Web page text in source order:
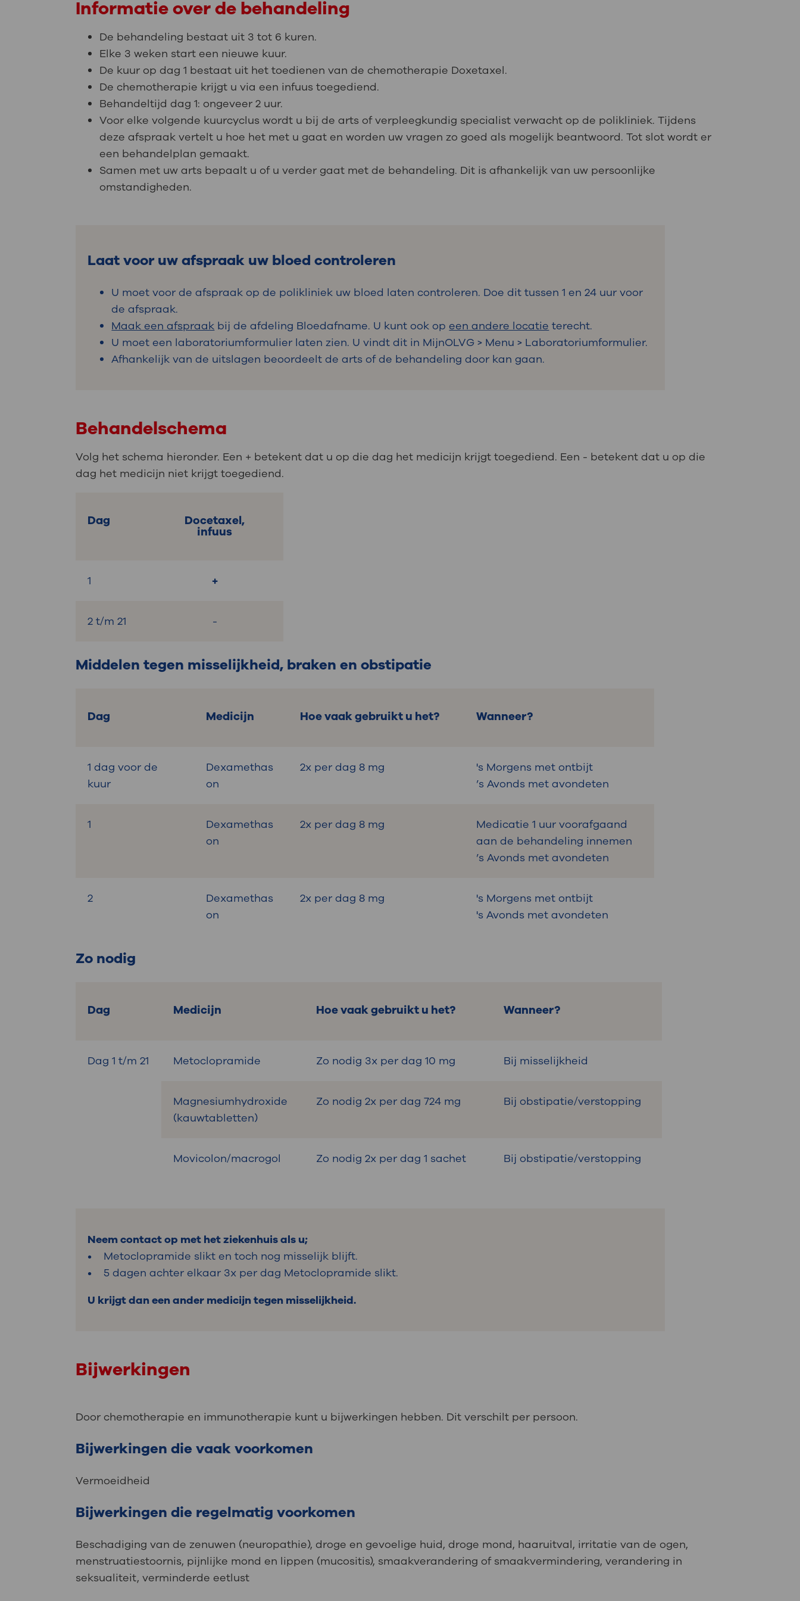
Informatie over de behandeling
De behandeling bestaat uit 3 tot 6 kuren.
Elke 3 weken start een nieuwe kuur.
De kuur op dag 1 bestaat uit het toedienen van de chemotherapie Doxetaxel.
De chemotherapie krijgt u via een infuus toegediend.
Behandeltijd dag 1: ongeveer 2 uur.
Voor elke volgende kuurcyclus wordt u bij de arts of verpleegkundig specialist verwacht op de polikliniek. Tijdens
deze afspraak vertelt u hoe het met u gaat en worden uw vragen zo goed als mogelijk beantwoord. Tot slot wordt er
een behandelplan gemaakt.
Samen met uw arts bepaalt u of u verder gaat met de behandeling. Dit is afhankelijk van uw persoonlijke
omstandigheden.
Laat voor uw afspraak uw bloed controleren
U moet voor de afspraak op de polikliniek uw bloed laten controleren. Doe dit tussen 1 en 24 uur voor
de afspraak.
Maak een afspraak bij de afdeling Bloedafname. U kunt ook op een andere locatie terecht.
U moet een laboratoriumformulier laten zien. U vindt dit in MijnOLVG > Menu > Laboratoriumformulier.
Afhankelijk van de uitslagen beoordeelt de arts of de behandeling door kan gaan.
Behandelschema
Volg het schema hieronder. Een + betekent dat u op die dag het medicijn krijgt toegediend. Een - betekent dat u op die
dag het medicijn niet krijgt toegediend.
Dag Docetaxel,
infuus
1 +
2 t/m 21 -
Middelen tegen misselijkheid, braken en obstipatie
Dag Medicijn Hoe vaak gebruikt u het? Wanneer?
1 dag voor de
kuur
Dexamethas
on
2x per dag 8 mg
's Morgens met ontbijt
’s Avonds met avondeten
1
Dexamethas
on
2x per dag 8 mg
Medicatie 1 uur voorafgaand
aan de behandeling innemen
’s Avonds met avondeten
2
Dexamethas
on
2x per dag 8 mg
's Morgens met ontbijt
's Avonds met avondeten
Zo nodig
Dag Medicijn Hoe vaak gebruikt u het? Wanneer?
Dag 1 t/m 21 Metoclopramide Zo nodig 3x per dag 10 mg Bij misselijkheid
Magnesiumhydroxide
(kauwtabletten)
Zo nodig 2x per dag 724 mg Bij obstipatie/verstopping
Movicolon/macrogol Zo nodig 2x per dag 1 sachet Bij obstipatie/verstopping
Neem contact op met het ziekenhuis als u;
• Metoclopramide slikt en toch nog misselijk blijft.
• 5 dagen achter elkaar 3x per dag Metoclopramide slikt.
U krijgt dan een ander medicijn tegen misselijkheid.
Bijwerkingen
Door chemotherapie en immunotherapie kunt u bijwerkingen hebben. Dit verschilt per persoon.
Bijwerkingen die vaak voorkomen
Vermoeidheid
Bijwerkingen die regelmatig voorkomen
Beschadiging van de zenuwen (neuropathie), droge en gevoelige huid, droge mond, haaruitval, irritatie van de ogen,
menstruatiestoornis, pijnlijke mond en lippen (mucositis), smaakverandering of smaakvermindering, verandering in
seksualiteit, verminderde eetlust